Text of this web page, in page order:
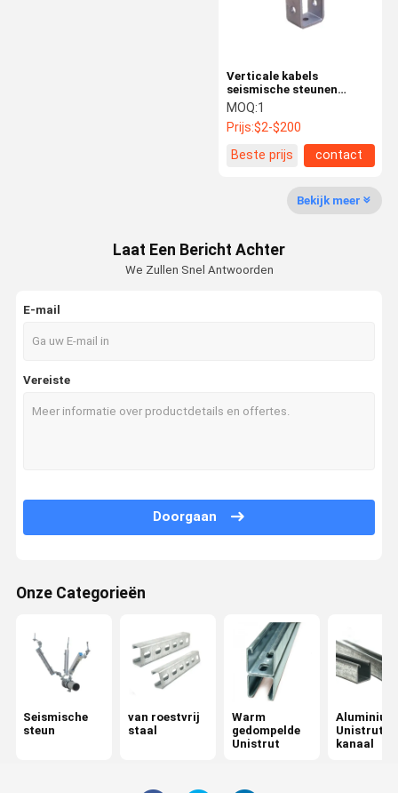
Huis
van roestvrij staal
Aluminium Unistrut kanaal
Verticale kabels
seismische steunen
beugels AF730 Rigid
Heavy Duty
MOQ:1
Prijs:$2-$200
Beste prijs
contact
Bekijk meer
Laat Een Bericht Achter
We Zullen Snel Antwoorden
E-mail
Vereiste
Doorgaan
Onze Categorieën
Seismische
steun
van roestvrij
staal
Warm
gedompelde
Unistrut
Aluminium
Unistrut
kanaal